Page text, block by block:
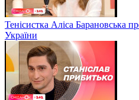
Тенісистка Аліса Барановська
України